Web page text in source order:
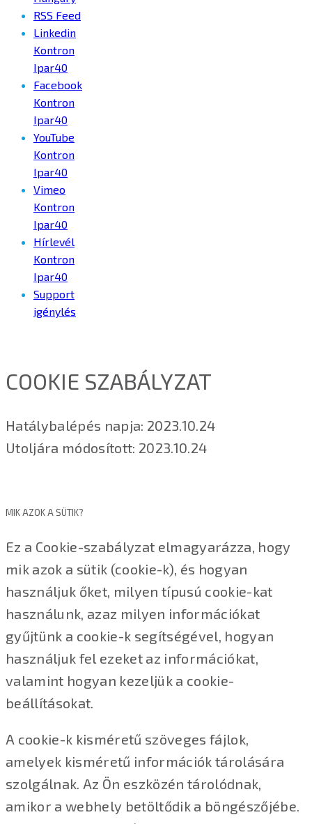
RSS Feed
Linkedin
Kontron
Ipar40
Facebook
Kontron
Ipar40
YouTube
Kontron
Ipar40
Vimeo
Kontron
Ipar40
Hírlevél
Kontron
Ipar40
Support
igénylés
COOKIE SZABÁLYZAT
Hatálybalépés napja: 2023.10.24
Utoljára módosított: 2023.10.24
MIK AZOK A SÜTIK?
Ez a Cookie-szabályzat elmagyarázza, hogy
mik azok a sütik (cookie-k), és hogyan
használjuk őket, milyen típusú cookie-kat
használunk, azaz milyen információkat
gyűjtünk a cookie-k segítségével, hogyan
használjuk fel ezeket az információkat,
valamint hogyan kezeljük a cookie-
beállításokat.
A cookie-k kisméretű szöveges fájlok,
amelyek kisméretű információk tárolására
szolgálnak. Az Ön eszközén tárolódnak,
amikor a webhely betöltődik a böngészőjébe.